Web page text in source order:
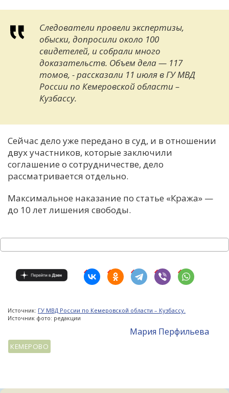
Следователи провели экспертизы,
обыски, допросили около 100
свидетелей, и собрали много
доказательств. Объем дела — 117
томов, - рассказали 11 июля в ГУ МВД
России по Кемеровской области –
Кузбассу.
Сейчас дело уже передано в суд, и в отношении
двух участников, которые заключили
соглашение о сотрудничестве, дело
рассматривается отдельно.
Максимальное наказание по статье «Кража» —
до 10 лет лишения свободы.
Источник: ГУ МВД России по Кемеровской области – Кузбассу.
Источник фото: редакции
Мария Перфильева
КЕМЕРОВО